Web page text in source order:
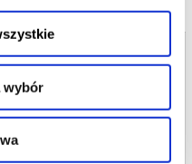
wybór
zwrot środków
na adres e-mail, podany
Starym Mieście